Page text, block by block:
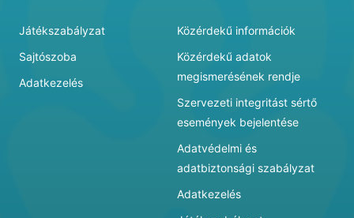
Játékszabályzat
Sajtószoba
Adatkezelés
Közérdekű információk
Közérdekű adatok
megismerésének rendje
Szervezeti integritást sértő
események bejelentése
Adatvédelmi és
adatbiztonsági szabályzat
Adatkezelés